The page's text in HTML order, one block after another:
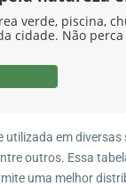
verde, piscina,
cidade. Não
utilizada em
outros. Essa
uma melhor